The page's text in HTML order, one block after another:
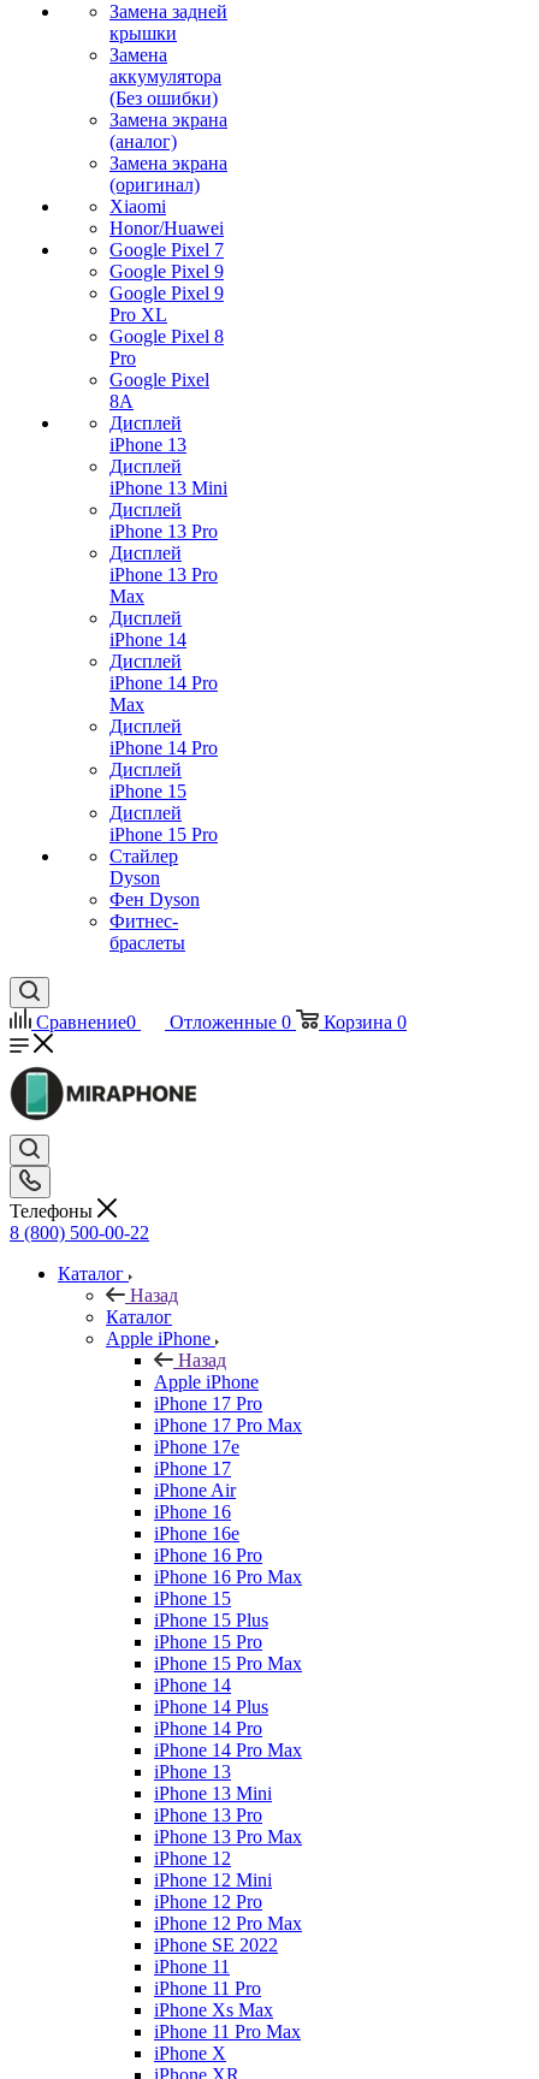
Замена задней
крышки
Замена
аккумулятора
(Без ошибки)
Замена экрана
(аналог)
Замена экрана
(оригинал)
Xiaomi
Honor/Huawei
Google Pixel 7
Google Pixel 9
Google Pixel 9
Pro XL
Google Pixel 8
Pro
Google Pixel
8A
Дисплей
iPhone 13
Дисплей
iPhone 13 Mini
Дисплей
iPhone 13 Pro
Дисплей
iPhone 13 Pro
Max
Дисплей
iPhone 14
Дисплей
iPhone 14 Pro
Max
Дисплей
iPhone 14 Pro
Дисплей
iPhone 15
Дисплей
iPhone 15 Pro
Стайлер
Dyson
Фен Dyson
Фитнес-
браслеты
Сравнение0 Отложенные 0 Корзина 0
Телефоны
8 (800) 500-00-22
Каталог
Назад
Каталог
Apple iPhone
Назад
Apple iPhone
iPhone 17 Pro
iPhone 17 Pro Max
iPhone 17e
iPhone 17
iPhone Air
iPhone 16
iPhone 16e
iPhone 16 Pro
iPhone 16 Pro Max
iPhone 15
iPhone 15 Plus
iPhone 15 Pro
iPhone 15 Pro Max
iPhone 14
iPhone 14 Plus
iPhone 14 Pro
iPhone 14 Pro Max
iPhone 13
iPhone 13 Mini
iPhone 13 Pro
iPhone 13 Pro Max
iPhone 12
iPhone 12 Mini
iPhone 12 Pro
iPhone 12 Pro Max
iPhone SE 2022
iPhone 11
iPhone 11 Pro
iPhone Xs Max
iPhone 11 Pro Max
iPhone X
iPhone XR